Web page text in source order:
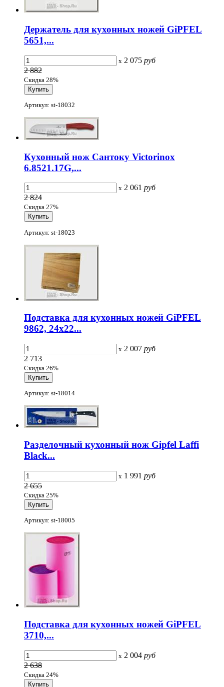
Держатель для кухонных ножей GiPFEL
5651,...
x 2 075 руб
2 882
Скидка 28%
Артикул: st-18032
Кухонный нож Сантоку Victorinox
6.8521.17G,...
x 2 061 руб
2 824
Скидка 27%
Артикул: st-18023
Подставка для кухонных ножей GiPFEL
9862, 24х22...
x 2 007 руб
2 713
Скидка 26%
Артикул: st-18014
Разделочный кухонный нож Gipfel Laffi
Black...
x 1 991 руб
2 655
Скидка 25%
Артикул: st-18005
Подставка для кухонных ножей GiPFEL
3710,...
x 2 004 руб
2 638
Скидка 24%